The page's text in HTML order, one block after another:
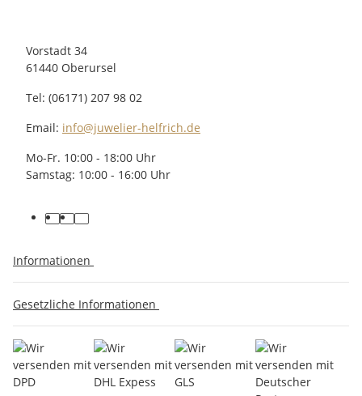
Vorstadt 34
61440 Oberursel
Tel: (06171) 207 98 02
Email: info@juwelier-helfrich.de
Mo-Fr. 10:00 - 18:00 Uhr
Samstag: 10:00 - 16:00 Uhr
Informationen
Gesetzliche Informationen